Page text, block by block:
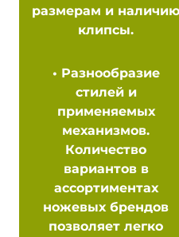
размерам и наличию
клипсы.
• Разнообразие
стилей и
применяемых
механизмов.
Количество
вариантов в
ассортиментах
ножевых брендов
позволяет легко